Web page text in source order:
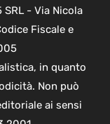
- Via Nicola
Fiscale e
in quanto
Non può
ai sensi